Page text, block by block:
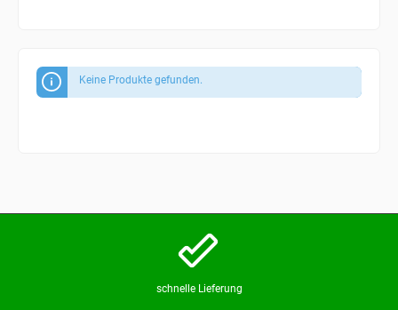
Keine Produkte gefunden.
schnelle Lieferung